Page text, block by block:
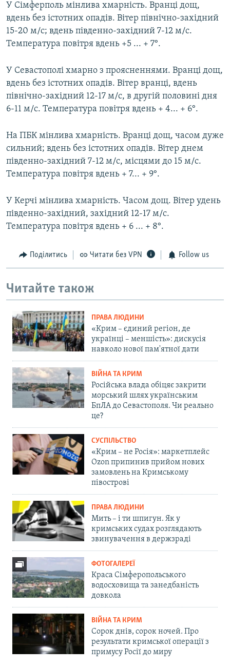
У Сімферполь мінлива хмарність. Вранці дощ,
вдень без істотних опадів. Вітер північно-західний
15-20 м/с; вдень південно-західний 7-12 м/с.
Температура повітря вдень +5 ... + 7°.
У Севастополі хмарно з проясненнями. Вранці дощ,
вдень без істотних опадів. Вітер вранці, вдень
північно-західний 12-17 м/с, в другій половині дня
6-11 м/с. Температура повітря вдень + 4... + 6°.
На ПБК мінлива хмарність. Вранці дощ, часом дуже
сильний; вдень без істотних опадів. Вітер днем
південно-західний 7-12 м/с, місцями до 15 м/с.
Температура повітря вдень + 7... + 9°.
У Керчі мінлива хмарність. Часом дощ. Вітер удень
південно-західний, західний 12-17 м/с.
Температура повітря вдень + 6 ... + 8°.
Поділитись Читати без VPN Follow us
Читайте також
ПРАВА ЛЮДИНИ
«Крим – єдиний регіон, де
українці – меншість»: дискусія
навколо нової пам'ятної дати
ВІЙНА ТА КРИМ
Російська влада обіцяє закрити
морський шлях українським
БпЛА до Севастополя. Чи реально
це?
СУСПІЛЬСТВО
«Крим – не Росія»: маркетплейс
Ozon припинив прийом нових
замовлень на Кримському
півострові
ПРАВА ЛЮДИНИ
Мить – і ти шпигун. Як у
кримських судах розглядають
звинувачення в держзраді
ФОТОГАЛЕРЕЇ
Краса Сімферопольського
водосховища та занедбаність
довкола
ВІЙНА ТА КРИМ
Сорок днів, сорок ночей. Про
результати кримської операції з
примусу Росії до миру